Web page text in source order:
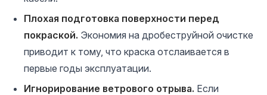
Плохая подготовка поверхности перед
покраской. Экономия на дробеструйной очистке
приводит к тому, что краска отслаивается в
первые годы эксплуатации.
Игнорирование ветрового отрыва. Если